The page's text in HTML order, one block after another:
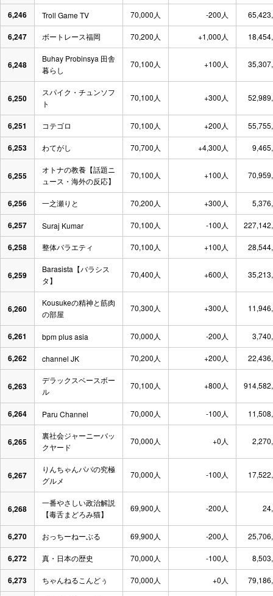
6,246 Troll Game TV 70,000人 -200人
6,247 ボートレース福岡 70,200人 +1,000人
6,248
Buhay Probinsya 田舎
暮らし
70,100人 +100人
6,250
スパイク・チュンソフ
ト
70,100人 +300人
6,251 コテゴロ 70,100人 +200人
6,253 わてがし 70,700人 +4,300人
6,255
オトナの教養【話題ニ
ュース・海外の反応】
70,100人 +100人
6,256 一之瀬りと 70,200人 +300人
6,257 Suraj Kumar 70,100人 -100人
6,258 整体バラエティ 70,100人 +100人
6,259
Barasista【バラシス
タ】
70,400人 +600人
6,260
Kousukeの精神と筋肉
の部屋
70,300人 +300人
6,261 bpm plus asia 70,000人 -200人
6,262 channel JK 70,200人 +200人
6,263
デラックスベースボー
ル
70,100人 +800人
6,264 Paru Channel 70,000人 -100人
6,265
裏社会ジャーニーバッ
クヤード
70,000人 +0人
6,267
りんちゃんパパの究極
グルメ
70,000人 -100人
6,268
一番やさしい政治解説
【毒舌まどろみ猫】
69,900人 -200人
6,270 おっちーねーぶる 69,900人 -200人
6,272 真・日本の歴史 70,000人 -100人
6,273 ちゃんねるこんどぅ 70,000人 +0人